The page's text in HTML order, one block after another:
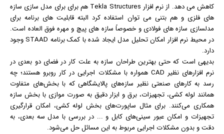
كاهش می دهد. از نرم افزار Tekla Structures هم برای برای مدل سازی سازه
های فلزی و هم بتنی می توان استفاده کرد البته قابلیت های برنامه برای
مدلسازی سازه های فولادی و خصوصاً سازه های پیچ و مهره فوق العاده است.
در محیط نرم افزار امکان تحلیل مدل ایجاد شده با کمک برنامه STAAD وجود
دارد.
بدیهی است كه حتی بهترین طراحان سازه به علت كار در فضای دو بعدی در
نرم افزارهای نظیر CAD همواره با مشكلات اجرایی در کار روبرو هستند؛ چه
رسد به کار‌های صنعتی نظیر سازه‌های پالایشگاهی كه با بخش‌های متفاوت
همانند لوله کشی، تجهیزات، برق و ابزار دقیق به صورت موازی با بخش سازه
همکاری می‌كنند. برای مثال ساپورت‌های بخش لوله کشی، امکان قرارگیری
تجهیزات و امکان عبور سینی‌های کابل و ... در بررسی با مدل سه ‌بعدی، به
دقت و بدون مشكلات اجرایی مربوط به این مسائل حل می‌شود.